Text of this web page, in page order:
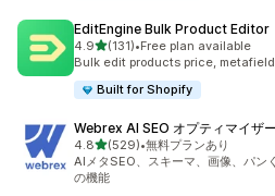
EditEngine Bulk Product Editor
4.95つ星中
(131)
合計レビュー数：131件
•Free plan available
Bulk edit products price,
Built for Shopify
Webrex AI SEO オプティマイザ
4.85つ星中
(529)
合計レビュー数：529件
•無料プランあり
AIメタSEO、スキーマ、画像、パン
の機能